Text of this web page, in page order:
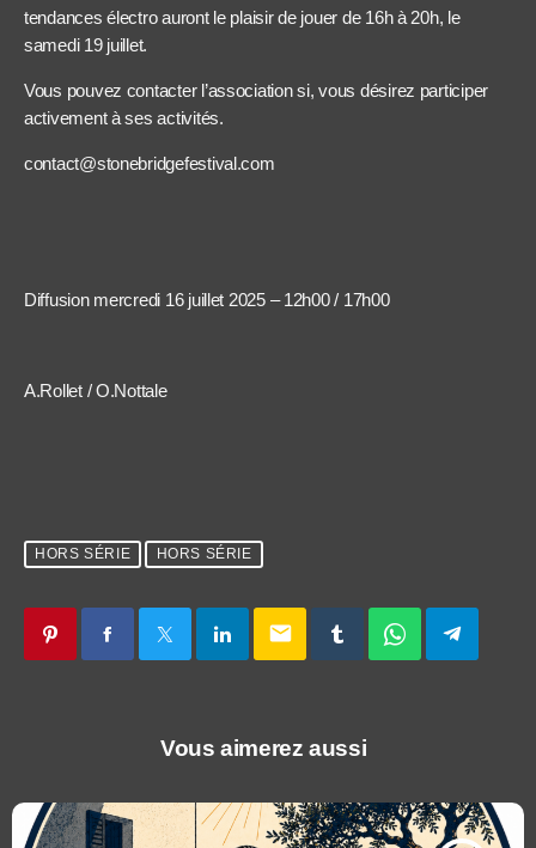
tendances électro auront le plaisir de jouer de 16h à 20h, le
samedi 19 juillet.
Vous pouvez contacter l’association si, vous désirez participer
activement à ses activités.
contact@stonebridgefestival.com
Diffusion mercredi 16 juillet 2025 – 12h00 / 17h00
A.Rollet / O.Nottale
HORS SÉRIE HORS SÉRIE
email
Vous aimerez aussi